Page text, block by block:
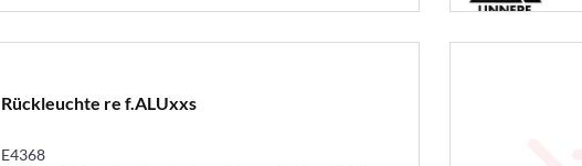
Rückleuchte re f.ALUxxs
E4368